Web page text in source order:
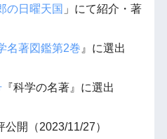
の日曜天国 」にて紹介・著
名著図鑑第2巻 』に選出
『科学の名著』に選出
公開（2023/11/27）